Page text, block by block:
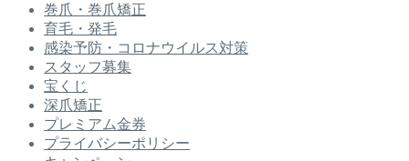
巻爪・巻爪矯正
育毛・発毛
感染予防・コロナウイルス対策
スタッフ募集
宝くじ
深爪矯正
プレミアム金券
プライバシーポリシー